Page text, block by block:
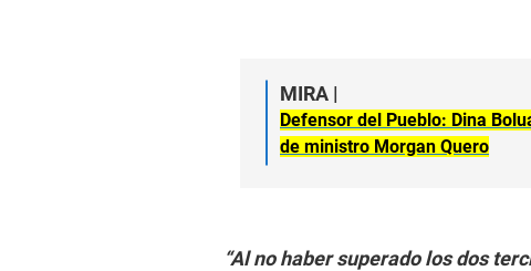
MIRA |
Defensor del Pueblo: Dina
de ministro Morgan Quero
“Al no haber superado los dos